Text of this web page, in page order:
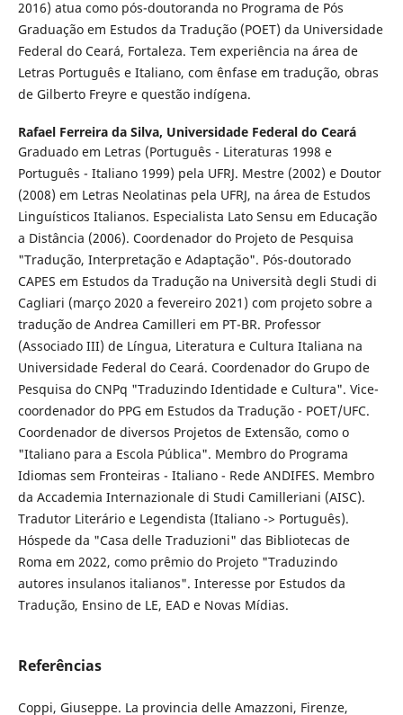
2016) atua como pós-doutoranda no Programa de Pós
Graduação em Estudos da Tradução (POET) da Universidade
Federal do Ceará, Fortaleza. Tem experiência na área de
Letras Português e Italiano, com ênfase em tradução, obras
de Gilberto Freyre e questão indígena.
Rafael Ferreira da Silva, Universidade Federal do Ceará
Graduado em Letras (Português - Literaturas 1998 e
Português - Italiano 1999) pela UFRJ. Mestre (2002) e Doutor
(2008) em Letras Neolatinas pela UFRJ, na área de Estudos
Linguísticos Italianos. Especialista Lato Sensu em Educação
a Distância (2006). Coordenador do Projeto de Pesquisa
"Tradução, Interpretação e Adaptação". Pós-doutorado
CAPES em Estudos da Tradução na Università degli Studi di
Cagliari (março 2020 a fevereiro 2021) com projeto sobre a
tradução de Andrea Camilleri em PT-BR. Professor
(Associado III) de Língua, Literatura e Cultura Italiana na
Universidade Federal do Ceará. Coordenador do Grupo de
Pesquisa do CNPq "Traduzindo Identidade e Cultura". Vice-
coordenador do PPG em Estudos da Tradução - POET/UFC.
Coordenador de diversos Projetos de Extensão, como o
"Italiano para a Escola Pública". Membro do Programa
Idiomas sem Fronteiras - Italiano - Rede ANDIFES. Membro
da Accademia Internazionale di Studi Camilleriani (AISC).
Tradutor Literário e Legendista (Italiano -> Português).
Hóspede da "Casa delle Traduzioni" das Bibliotecas de
Roma em 2022, como prêmio do Projeto "Traduzindo
autores insulanos italianos". Interesse por Estudos da
Tradução, Ensino de LE, EAD e Novas Mídias.
Referências
Coppi, Giuseppe. La provincia delle Amazzoni, Firenze,